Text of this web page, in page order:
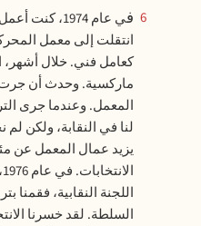
6 في عام 1974، كنت أعمل في مصنع الجرارات (حلب).
انتقلت إلى معمل
كعامل فني. خلال
ماركسية. وحدث أن جرت
المعمل. وعندما جرى
يزيد عمال المعمل عن
اللجنة النقابية، فقمنا
السلطة. لقد خسرنا